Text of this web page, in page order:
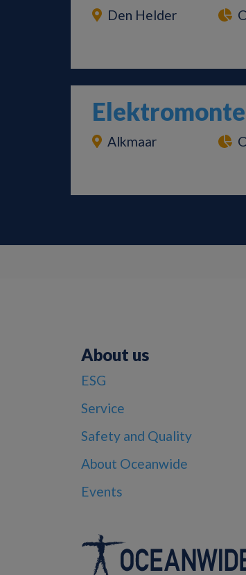
Den Helder
Alkmaar
About us
ESG
Service
Safety and Quality
About Oceanwide
Events